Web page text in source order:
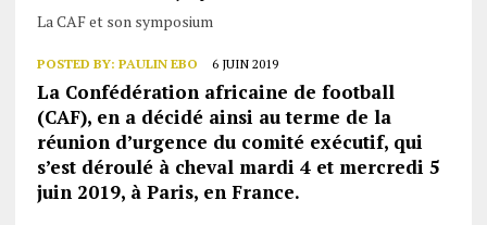
La CAF et son symposium
POSTED BY: PAULIN EBO 6 JUIN 2019
La Confédération africaine de football
(CAF), en a décidé ainsi au terme de la
réunion d’urgence du comité exécutif, qui
s’est déroulé à cheval mardi 4 et mercredi 5
juin 2019, à Paris, en France.